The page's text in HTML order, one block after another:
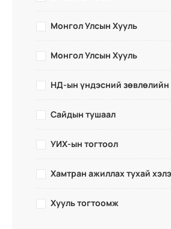
Монгол Улсын Хууль
Монгол Улсын Хууль
НД-ын үндэсний зөвлөлийн
Сайдын тушаал
УИХ-ын тогтоол
Хамтран ажиллах тухай
Хууль тогтоомж